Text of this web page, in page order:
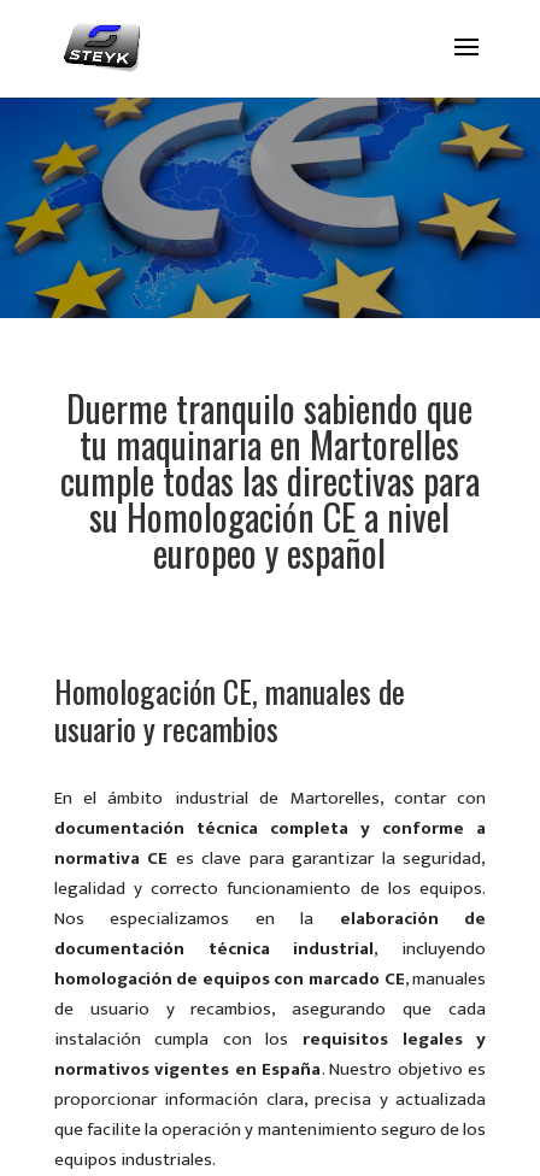
Duerme tranquilo sabiendo que
tu maquinaria en Martorelles
cumple todas las directivas para
su Homologación CE a nivel
europeo y español
Homologación CE, manuales de
usuario y recambios
En el ámbito industrial de Martorelles, contar con
documentación técnica completa y conforme a
normativa CE es clave para garantizar la seguridad,
legalidad y correcto funcionamiento de los equipos.
Nos especializamos en la elaboración de
documentación técnica industrial, incluyendo
homologación de equipos con marcado CE, manuales
de usuario y recambios, asegurando que cada
instalación cumpla con los requisitos legales y
normativos vigentes en España. Nuestro objetivo es
proporcionar información clara, precisa y actualizada
que facilite la operación y mantenimiento seguro de los
equipos industriales.